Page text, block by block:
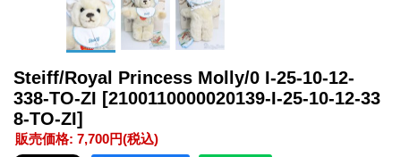
Steiff/Royal Princess Molly/0 I-25-10-12-
338-TO-ZI [2100110000020139-I-25-10-12-33
8-TO-ZI]
販売価格: 7,700円(税込)